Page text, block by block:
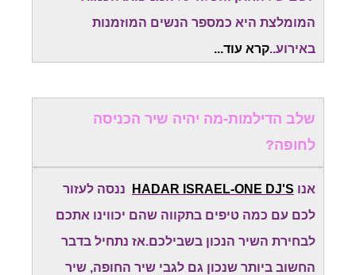
המומלצת היא כמספר הנשים המוזמנות
באירוע..קרא עוד...
שלב הדילמות-מה יהיה שיר הכניסה
לחופה?
אנו HADAR ISRAEL-ONE DJ'S
ננסה לעזור
לכם עם כמה טיפים בתקווה שהם יכווינו אתכם
לבחירת השיר הנכון בשבילכם.אז נתחיל בדבר
החשוב ביותר שנכון גם לגבי שיר החופה, שיר